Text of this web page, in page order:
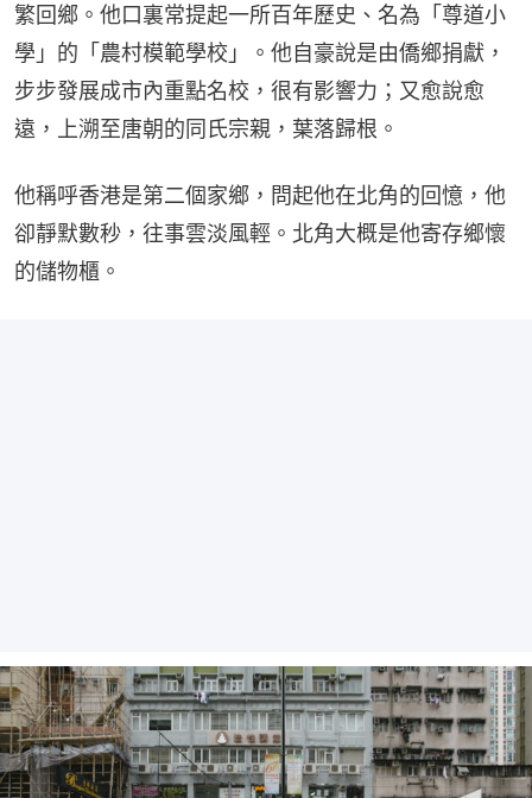
繁回鄉。他口裏常提起一所百年歷史、名為「尊道小
學」的「農村模範學校」。他自豪說是由僑鄉捐獻，
步步發展成市內重點名校，很有影響力；又愈說愈
遠，上溯至唐朝的同氏宗親，葉落歸根。
他稱呼香港是第二個家鄉，問起他在北角的回憶，他
卻靜默數秒，往事雲淡風輕。北角大概是他寄存鄉懷
的儲物櫃。